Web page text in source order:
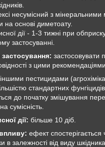
несумісний з мінеральними
на основі диметоату.
дії - 1-3 тижні при
застосуванні.
застосовувати
з цими рекомендаціями.
іншими пестицидами
стандартних фунгіцидів
до початку змішування
сумісність.
дії: більше 10 діб.
ефект
в залежності від виду шкідника.